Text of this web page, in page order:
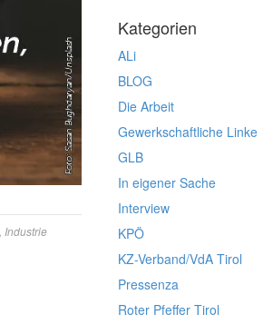
Industrie
Kategorien
ALi
BLOG
Die Arbeit
Gewerkschaftliche Linke
GLB
In eigener Sache
Interview
KPÖ
KZ-Verband/VdA Tirol
Pressenza
Roter Pfeffer Tirol